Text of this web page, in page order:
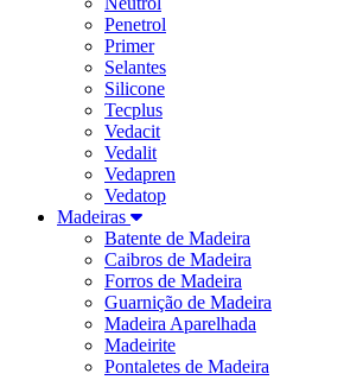
Penetrol
Primer
Selantes
Silicone
Tecplus
Vedacit
Vedalit
Vedapren
Vedatop
Madeiras
Batente de Madeira
Caibros de Madeira
Forros de Madeira
Guarnição de Madeira
Madeira Aparelhada
Madeirite
Pontaletes de Madeira